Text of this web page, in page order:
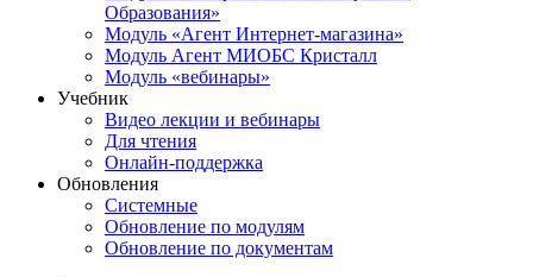
Образования»
Модуль «Агент Интернет-магазина»
Модуль Агент МИОБС Кристалл
Модуль «вебинары»
Учебник
Видео лекции и вебинары
Для чтения
Онлайн-поддержка
Обновления
Системные
Обновление по модулям
Обновление по документам